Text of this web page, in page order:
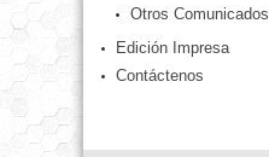
Otros Comunicados
Edición Impresa
Contáctenos